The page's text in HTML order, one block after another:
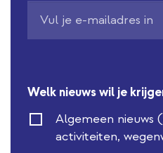
Welk nieuws wil je
Algemeen nieuws
activiteiten,